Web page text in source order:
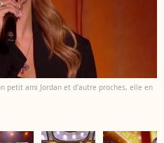
petit ami Jordan et d'autre proches, elle en